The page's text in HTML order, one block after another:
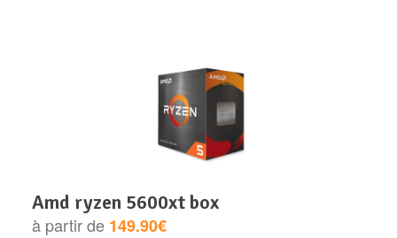
amd ryzen 5600xt box
à partir de 149.90€